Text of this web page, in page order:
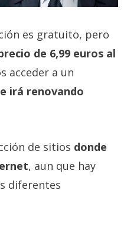
es gratuito, pero
de 6,99 euros al
acceder a un
irá renovando
de sitios donde
, aun que hay
diferentes